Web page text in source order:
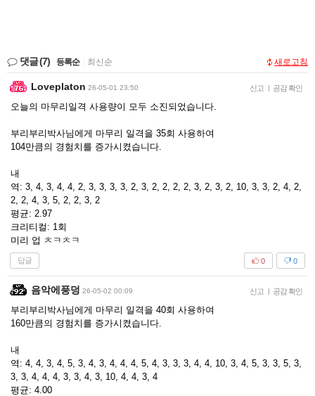
댓글(7) 등록순 최신순 새로고침
Loveplaton 26-05-01 23:50 신고 | 공감 확인
오늘의 마무리일격 사용량이 모두 소진되었습니다.
부리부리박사님에게 마무리 일격을 35회 사용하여
104만큼의 경험치를 증가시켰습니다.
내
역: 3, 4, 3, 4, 4, 2, 3, 3, 3, 3, 2, 3, 2, 2, 2, 2, 3, 2, 3, 2, 10, 3, 3, 2, 4, 2,
2, 2, 4, 3, 5, 2, 2, 3, 2
평균: 2.97
크리티컬: 1회
미리 업 ㅊㅋㅊㅋ
답글 0
0
음악에풍덩 26-05-02 00:09 신고 | 공감 확인
부리부리박사님에게 마무리 일격을 40회 사용하여
160만큼의 경험치를 증가시켰습니다.
내
역: 4, 4, 3, 4, 5, 3, 4, 3, 4, 4, 4, 5, 4, 3, 3, 3, 4, 4, 10, 3, 4, 5, 3, 3, 5, 3,
3, 3, 4, 4, 4, 3, 3, 4, 3, 10, 4, 4, 3, 4
평균: 4.00